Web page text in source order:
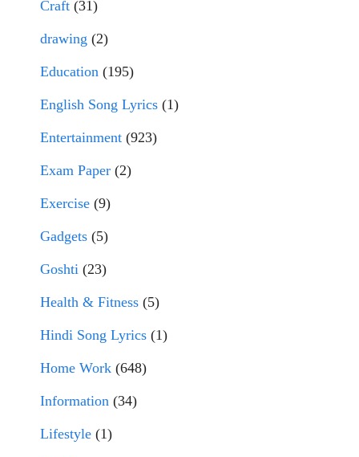
Craft (31)
drawing (2)
Education (195)
English Song Lyrics (1)
Entertainment (923)
Exam Paper (2)
Exercise (9)
Gadgets (5)
Goshti (23)
Health & Fitness (5)
Hindi Song Lyrics (1)
Home Work (648)
Information (34)
Lifestyle (1)